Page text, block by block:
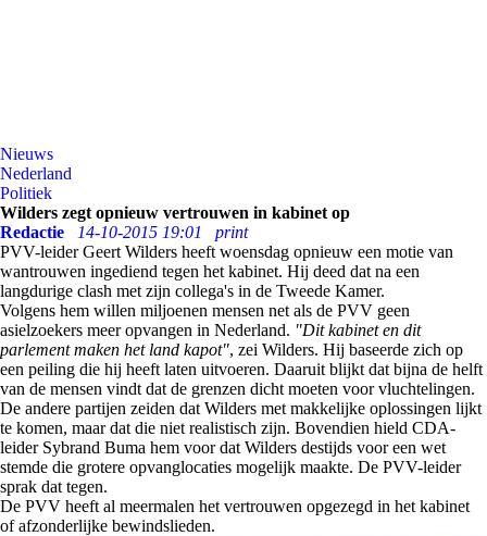
Nieuws
Nederland
Politiek
Wilders zegt opnieuw vertrouwen in kabinet op
Redactie
14-10-2015 19:01
print
PVV-leider Geert Wilders heeft woensdag opnieuw een motie van
wantrouwen ingediend tegen het kabinet. Hij deed dat na een
langdurige clash met zijn collega's in de Tweede Kamer.
Volgens hem willen miljoenen mensen net als de PVV geen
asielzoekers meer opvangen in Nederland. "Dit kabinet en dit
parlement maken het land kapot", zei Wilders. Hij baseerde zich op
een peiling die hij heeft laten uitvoeren. Daaruit blijkt dat bijna de helft
van de mensen vindt dat de grenzen dicht moeten voor vluchtelingen.
De andere partijen zeiden dat Wilders met makkelijke oplossingen lijkt
te komen, maar dat die niet realistisch zijn. Bovendien hield CDA-
leider Sybrand Buma hem voor dat Wilders destijds voor een wet
stemde die grotere opvanglocaties mogelijk maakte. De PVV-leider
sprak dat tegen.
De PVV heeft al meermalen het vertrouwen opgezegd in het kabinet
of afzonderlijke bewindslieden.